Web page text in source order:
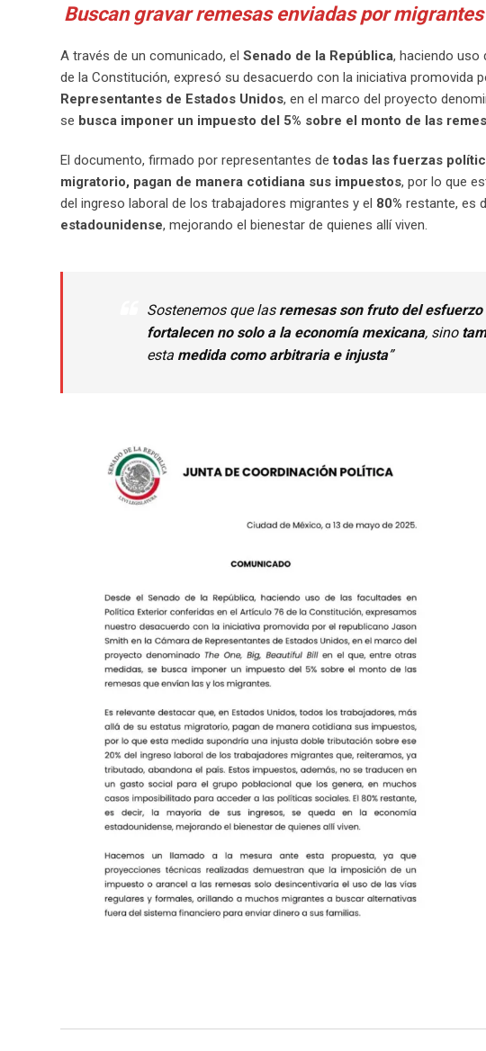
Buscan gravar remesas enviadas por
A través de un comunicado, el Senado de la República, haciendo uso
de la Constitución, expresó su desacuerdo con la iniciativa promovida
Representantes de Estados Unidos, en el marco del proyecto
se busca imponer un impuesto del 5% sobre el monto de las
El documento, firmado por representantes detodas las fuerzas
migratorio, pagan de manera cotidiana sus impuestos, por lo que
del ingreso laboral de los trabajadores migrantes y el 80% restante, es
estadounidense, mejorando el bienestar de quienes allí viven.
Sostenemos que las remesas son fruto del
fortalecen no solo a la economía mexicana, sino
esta medida como arbitraria e injusta”